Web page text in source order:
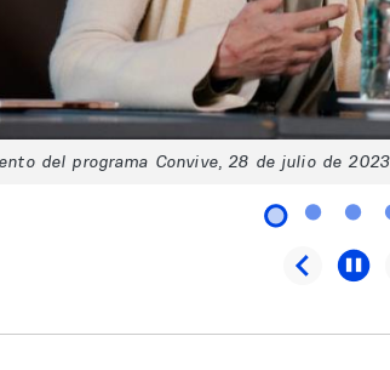
del programa Convive, 28 de julio de 2023